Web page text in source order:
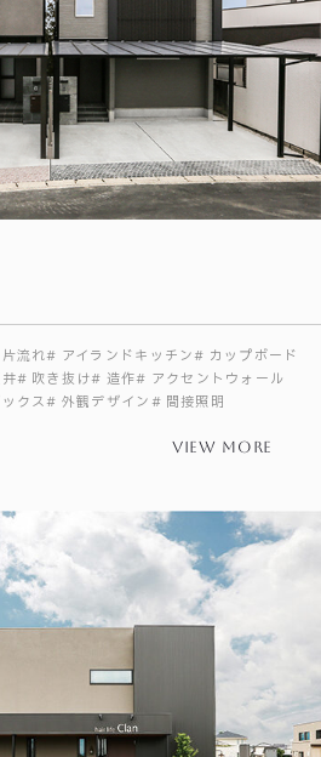
片流れ アイランドキッチン
カップボード
吹き抜け 造作
アクセントウォール
クス 外観デザイン 間接照明
view more